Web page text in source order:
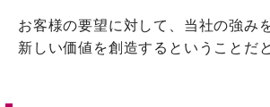
お客様の要望に対して、当社の強み
新しい価値を創造するということだ